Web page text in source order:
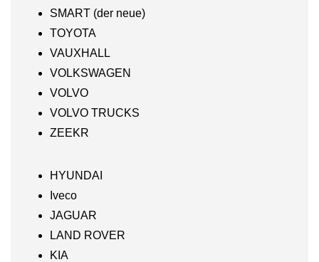
SMART (der neue)
TOYOTA
VAUXHALL
VOLKSWAGEN
VOLVO
VOLVO TRUCKS
ZEEKR
HYUNDAI
Iveco
JAGUAR
LAND ROVER
KIA